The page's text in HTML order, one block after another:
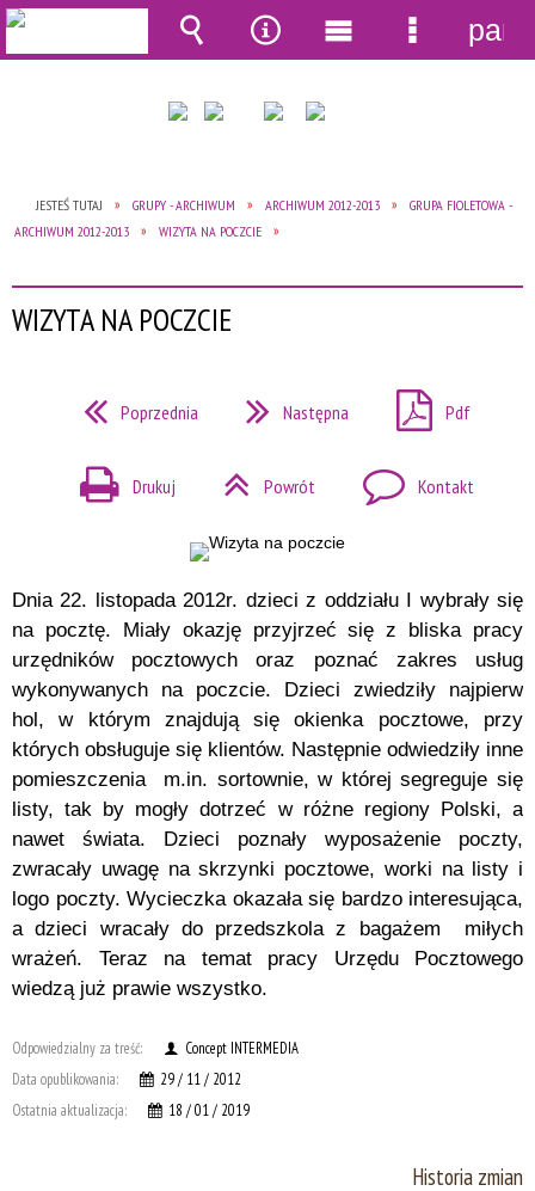
JESTEŚ TUTAJ GRUPY - ARCHIWUM ARCHIWUM 2012-2013
GRUPA FIOLETOWA -
ARCHIWUM 2012-2013
WIZYTA NA POCZCIE
WIZYTA NA POCZCIE
Poprzednia Następna Pdf
Drukuj Powrót Kontakt
Dnia 22. listopada 2012r. dzieci z oddziału I wybrały się
na pocztę. Miały okazję przyjrzeć się z bliska pracy
urzędników pocztowych oraz poznać zakres usług
wykonywanych na poczcie. Dzieci zwiedziły najpierw
hol, w którym znajdują się okienka pocztowe, przy
których obsługuje się klientów. Następnie odwiedziły inne
pomieszczenia m.in. sortownie, w której segreguje się
listy, tak by mogły dotrzeć w różne regiony Polski, a
nawet świata. Dzieci poznały wyposażenie poczty,
zwracały uwagę na skrzynki pocztowe, worki na listy i
logo poczty. Wycieczka okazała się bardzo interesująca,
a dzieci wracały do przedszkola z bagażem miłych
wrażeń. Teraz na temat pracy Urzędu Pocztowego
wiedzą już prawie wszystko.
Odpowiedzialny za treść:
Concept INTERMEDIA
Data opublikowania:
29 / 11 / 2012
Ostatnia aktualizacja:
18 / 01 / 2019
Historia zmian
Wyszukiwarka
Narzędzia
Menu
główne
Menu